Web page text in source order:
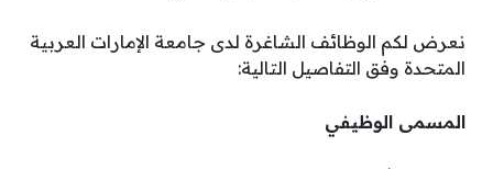
نعرض لكم الوظائف الشاغرة لدى جامعة الإمارات العربية
المتحدة وفق التفاصيل التالية:
المسمى الوظيفي